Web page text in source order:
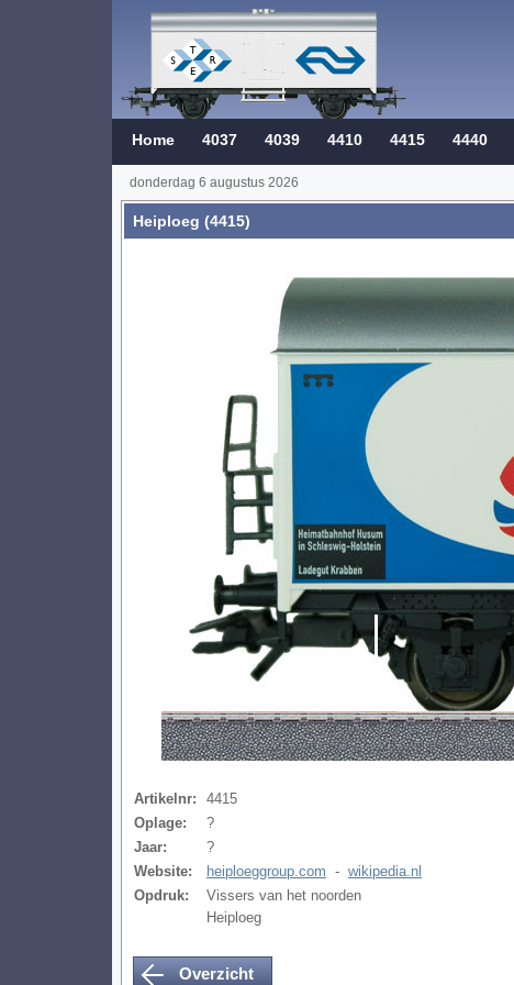
Home 4037 4039 4410 4415 4440
donderdag 6 augustus 2026
Heiploeg (4415)
Artikelnr:
4415
Oplage:
?
Jaar:
?
Website:
heiploeggroup.com - wikipedia.nl
Opdruk:
Vissers van het noorden
Heiploeg
Overzicht